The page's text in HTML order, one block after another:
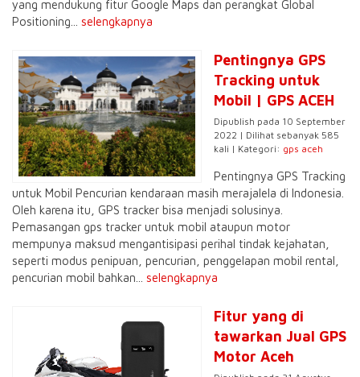
yang mendukung fitur Google Maps dan perangkat Global
Positioning... selengkapnya
Pentingnya GPS
Tracking untuk
Mobil | GPS ACEH
Dipublish pada 10 September
2022 | Dilihat sebanyak 585
kali | Kategori: gps aceh
Pentingnya GPS Tracking
untuk Mobil Pencurian kendaraan masih merajalela di Indonesia.
Oleh karena itu, GPS tracker bisa menjadi solusinya.
Pemasangan gps tracker untuk mobil ataupun motor
mempunya maksud mengantisipasi perihal tindak kejahatan,
seperti modus penipuan, pencurian, penggelapan mobil rental,
pencurian mobil bahkan... selengkapnya
Fitur yang di
tawarkan Jual GPS
Motor Aceh